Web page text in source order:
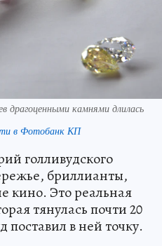
драгоценными камнями длилась
в Фотобанк КП
голливудского
бриллианты,
кино. Это реальная
тянулась почти 20
поставил в ней точку.